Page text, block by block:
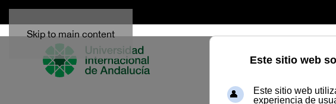
Skip to main content